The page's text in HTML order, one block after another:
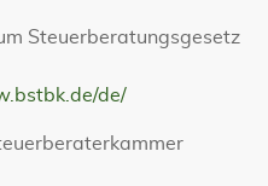
Steuerberatungsgesetz
de/